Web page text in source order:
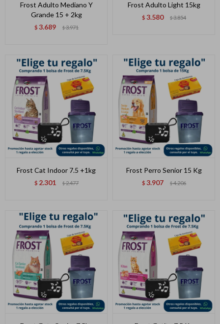
Frost Adulto Mediano Y
Grande 15 + 2kg
$ 3.689 $3.971
Frost Adulto Light 15kg
$ 3.580 $3.854
Frost Cat Indoor 7.5 +1kg
$ 2.301 $2.477
Frost Perro Senior 15 Kg
$ 3.907 $4.206